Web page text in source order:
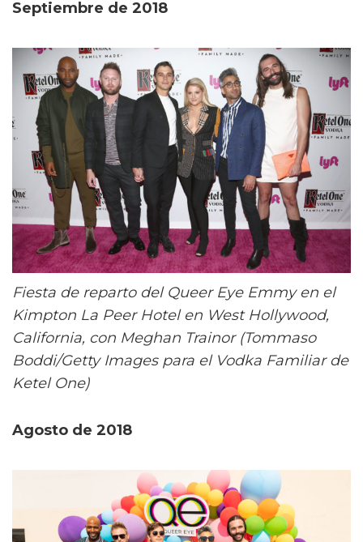
Septiembre de 2018
Fiesta de reparto del Queer Eye Emmy en el
Kimpton La Peer Hotel en West Hollywood,
California, con Meghan Trainor (Tommaso
Boddi/Getty Images para el Vodka Familiar de
Ketel One)
Agosto de 2018